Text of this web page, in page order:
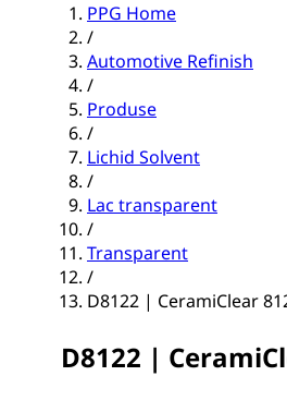
PPG Home
/
Automotive Refinish
/
Produse
/
Lichid Solvent
/
Lac transparent
/
Transparent
/
D8122 | CeramiClear
D8122 |